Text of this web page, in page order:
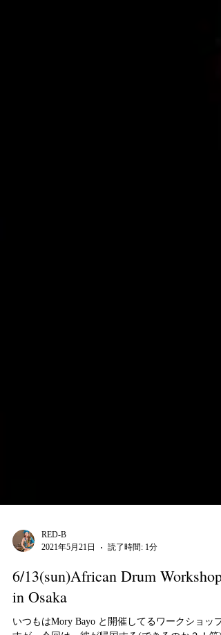
2021年5月21日
読了時間: 1分
6/13(sun)African Drum Workshop
in Osaka